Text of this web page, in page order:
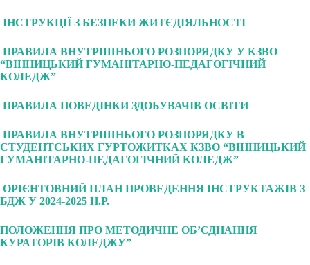
ІНСТРУКЦІЇ З БЕЗПЕКИ ЖИТЄДІЯЛЬНОСТІ
ПРАВИЛА ВНУТРІШНЬОГО РОЗПОРЯДКУ У КЗВО
“ВІННИЦЬКИЙ ГУМАНІТАРНО-ПЕДАГОГІЧНИЙ
КОЛЕДЖ”
ПРАВИЛА ПОВЕДІНКИ ЗДОБУВАЧІВ ОСВІТИ
ПРАВИЛА ВНУТРІШНЬОГО РОЗПОРЯДКУ В
СТУДЕНТСЬКИХ ГУРТОЖИТКАХ КЗВО “ВІННИЦЬКИЙ
ГУМАНІТАРНО-ПЕДАГОГІЧНИЙ КОЛЕДЖ”
ОРІЄНТОВНИЙ ПЛАН ПРОВЕДЕННЯ ІНСТРУКТАЖІВ З
БДЖ У 2024-2025 Н.Р.
ПОЛОЖЕННЯ ПРО МЕТОДИЧНЕ ОБ’ЄДНАННЯ
КУРАТОРІВ КОЛЕДЖУ”